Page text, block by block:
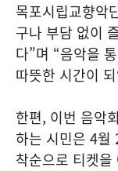
목포시립교향악
구나 부담 없이
다”며 “음악을
따뜻한 시간이
한편, 이번 음악
하는 시민은 4월
착순으로 티켓